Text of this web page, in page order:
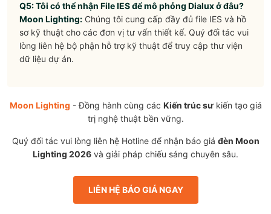
Q5: Tôi có thể nhận File IES để mô phỏng Dialux ở đâu?
Moon Lighting: Chúng tôi cung cấp đầy đủ file IES và hồ
sơ kỹ thuật cho các đơn vị tư vấn thiết kế. Quý đối tác vui
lòng liên hệ bộ phận hỗ trợ kỹ thuật để truy cập thư viện
dữ liệu dự án.
Moon Lighting - Đồng hành cùng các Kiến trúc sưkiến tạo giá
trị nghệ thuật bền vững.
Quý đối tác vui lòng liên hệ Hotline để nhận báo giá đèn Moon
Lighting 2026 và giải pháp chiếu sáng chuyên sâu.
LIÊN HỆ BÁO GIÁ NGAY